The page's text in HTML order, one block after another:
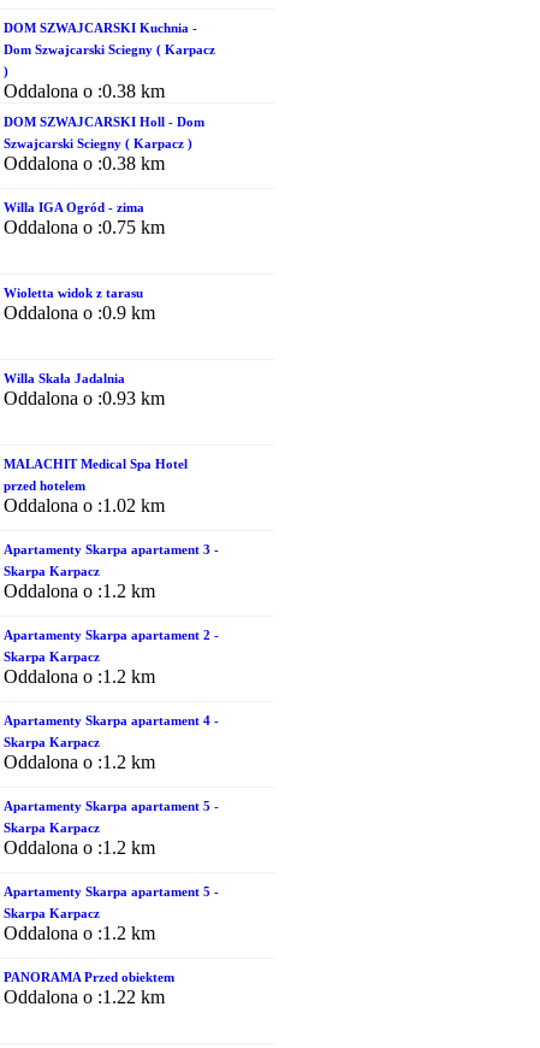
DOM SZWAJCARSKI Kuchnia -
Dom Szwajcarski Sciegny ( Karpacz
)
Oddalona o :0.38 km
DOM SZWAJCARSKI Holl - Dom
Szwajcarski Sciegny ( Karpacz )
Oddalona o :0.38 km
Willa IGA Ogród - zima
Oddalona o :0.75 km
Wioletta widok z tarasu
Oddalona o :0.9 km
Willa Skała Jadalnia
Oddalona o :0.93 km
MALACHIT Medical Spa Hotel
przed hotelem
Oddalona o :1.02 km
Apartamenty Skarpa apartament 3 -
Skarpa Karpacz
Oddalona o :1.2 km
Apartamenty Skarpa apartament 2 -
Skarpa Karpacz
Oddalona o :1.2 km
Apartamenty Skarpa apartament 4 -
Skarpa Karpacz
Oddalona o :1.2 km
Apartamenty Skarpa apartament 5 -
Skarpa Karpacz
Oddalona o :1.2 km
Apartamenty Skarpa apartament 5 -
Skarpa Karpacz
Oddalona o :1.2 km
PANORAMA Przed obiektem
Oddalona o :1.22 km